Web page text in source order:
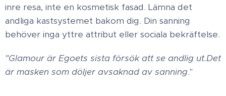
inre resa, inte en kosmetisk fasad. Lämna det
andliga kastsystemet bakom dig. Din sanning
behöver inga yttre attribut eller sociala bekräftelse.
"Glamour är Egoets sista försök att se andlig ut.Det
är masken som döljer avsaknad av sanning."